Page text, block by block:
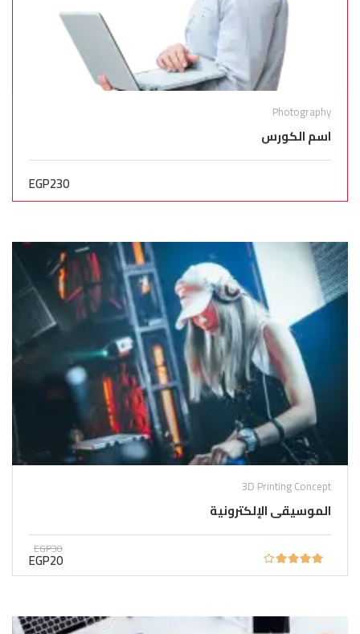
Photography
اسم الكورس
EGP230
3D Printing Concept
الموسيقى الإلكترونية
EGP30
EGP20